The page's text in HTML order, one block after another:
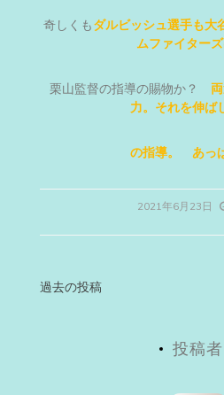
奇しくもダルビッシュ選手も大
ムファイターズ
栗山監督の指導の賜物か？
力。それを伸ば
の指導。 あっ
2021年6月23日
投
過去の投稿
投稿者